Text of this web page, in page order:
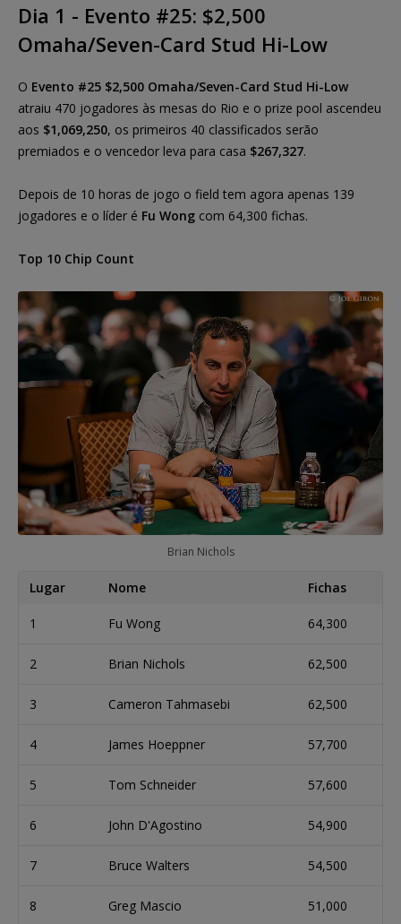
Dia 1 - Evento #25: $2,500
Omaha/Seven-Card Stud Hi-Low
O Evento #25 $2,500 Omaha/Seven-Card Stud Hi-Low
atraiu 470 jogadores às mesas do Rio e o prize pool ascendeu
aos $1,069,250, os primeiros 40 classificados serão
premiados e o vencedor leva para casa $267,327.
Depois de 10 horas de jogo o field tem agora apenas 139
jogadores e o líder é Fu Wong com 64,300 fichas.
Top 10 Chip Count
Brian Nichols
Lugar Nome Fichas
1 Fu Wong 64,300
2 Brian Nichols 62,500
3 Cameron Tahmasebi 62,500
4 James Hoeppner 57,700
5 Tom Schneider 57,600
6 John D'Agostino 54,900
7 Bruce Walters 54,500
8 Greg Mascio 51,000